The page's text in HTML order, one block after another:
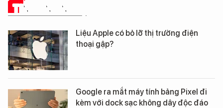
TIN CÔNG NGHỆ
Liệu Apple có bỏ lỡ thị trường điện
thoại gập?
Google ra mắt máy tính bảng Pixel đi
kèm với dock sạc không dây độc đáo